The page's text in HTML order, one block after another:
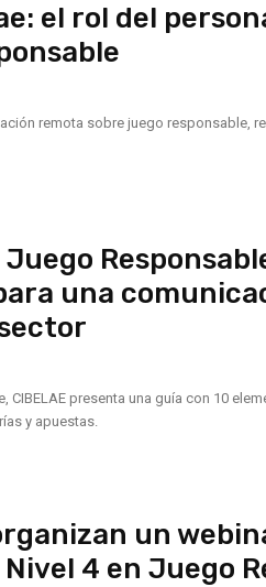
el rol del
remota sobre juego responsable,
una
CIBELAE presenta una guía con 10
y apuestas.
un
4 en Juego